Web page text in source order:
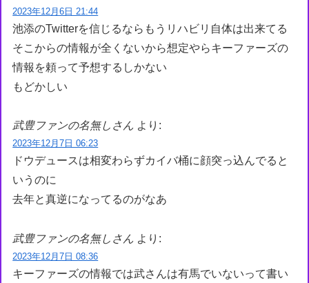
2023年12月6日 21:44
池添のTwitterを信じるならもうリハビリ自体は出来てる
そこからの情報が全くないから想定やらキーファーズの
情報を頼って予想するしかない
もどかしい
武豊ファンの名無しさん より:
2023年12月7日 06:23
ドウデュースは相変わらずカイバ桶に顔突っ込んでると
いうのに
去年と真逆になってるのがなあ
武豊ファンの名無しさん より:
2023年12月7日 08:36
キーファーズの情報では武さんは有馬でいないって書い